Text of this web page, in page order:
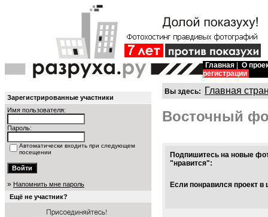
Главная
О
регистрации
Зарегистрированные участники
Имя пользователя:
Пароль:
Автоматически входить при следующем
посещении
» Напомнить мне пароль
Ещё не участник?
Вы здесь: Главная
Восточный
Подпишитесь на новые
"нравится":
Если понравился проект